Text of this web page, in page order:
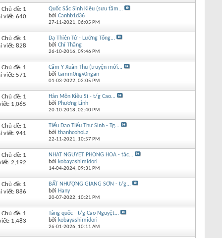
Chủ đề: 1
viết: 640
Quốc Sắc Sinh Kiêu (sưu tầm...
bởi Canhb1d36
27-11-2021, 06:05 PM
Chủ đề: 1
viết: 828
Dạ Thiên Tử - Lưỡng Tống...
bởi Chí Thăng
26-10-2016, 09:46 PM
Chủ đề: 1
viết: 571
Cẩm Y Xuân Thu (truyện mới...
bởi tamm0ngv0ngan
01-03-2022, 02:05 PM
Chủ đề: 1
1,065
Hàn Môn Kiêu Sĩ - t/g Cao...
bởi Phương Linh
20-10-2018, 02:40 PM
Chủ đề: 1
viết: 941
Tiểu Dao Tiểu Thư Sinh - Tg...
bởi thanhcohoLa
22-11-2021, 10:57 PM
Chủ đề: 1
2,192
NHẬT NGUYỆT PHONG HOA - tác...
bởi kobayashimidori
14-04-2024, 09:31 PM
Chủ đề: 1
viết: 886
BẤT NHƯỢNG GIANG SƠN - t/g...
bởi Hany
20-07-2022, 10:21 PM
Chủ đề: 1
1,483
Tàng quốc - t/g Cao Nguyệt...
bởi kobayashimidori
26-01-2026, 10:11 AM